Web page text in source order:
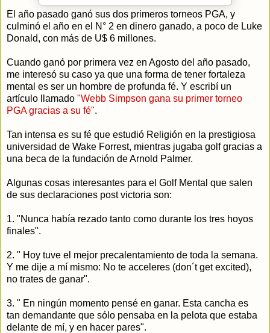
El año pasado ganó sus dos primeros torneos PGA, y
culminó el año en el N° 2 en dinero ganado, a poco de Luke
Donald, con más de U$ 6 millones.
Cuando ganó por primera vez en Agosto del año pasado,
me interesó su caso ya que una forma de tener fortaleza
mental es ser un hombre de profunda fé. Y escribí un
artículo llamado "Webb Simpson gana su primer torneo
PGA gracias a su fé".
Tan intensa es su fé que estudió Religión en la prestigiosa
universidad de Wake Forrest, mientras jugaba golf gracias a
una beca de la fundación de Arnold Palmer.
Algunas cosas interesantes para el Golf Mental que salen
de sus declaraciones post victoria son:
1. "Nunca había rezado tanto como durante los tres hoyos
finales".
2. " Hoy tuve el mejor precalentamiento de toda la semana.
Y me dije a mí mismo: No te acceleres (don´t get excited),
no trates de ganar".
3. " En ningún momento pensé en ganar. Esta cancha es
tan demandante que sólo pensaba en la pelota que estaba
delante de mí, y en hacer pares".